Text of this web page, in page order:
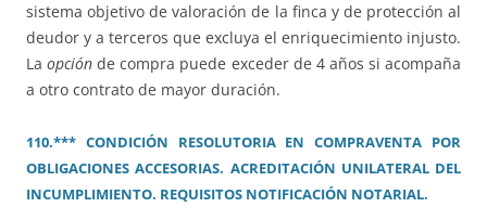
sistema objetivo de valoración de la finca y de protección al
deudor y a terceros que excluya el enriquecimiento injusto.
Laopción de compra puede exceder de 4 años si acompaña
a otro contrato de mayor duración.
110.*** CONDICIÓN RESOLUTORIA EN COMPRAVENTA POR
OBLIGACIONES ACCESORIAS. ACREDITACIÓN UNILATERAL DEL
INCUMPLIMIENTO. REQUISITOS NOTIFICACIÓN NOTARIAL.